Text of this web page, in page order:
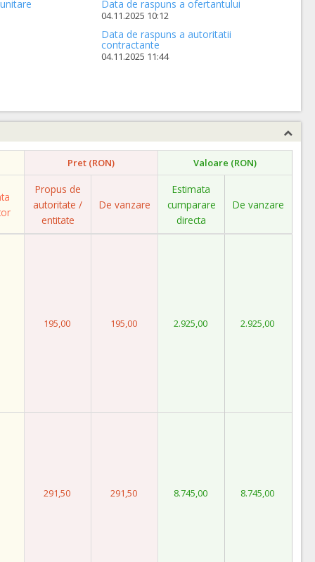
Data de raspuns a ofertantului
04.11.2025 10:12
Data de raspuns a autoritatii
contractante
04.11.2025 11:44
Pret (RON) Valoare (RON)
Propus de
autoritate /
entitate
De vanzare
Estimata
cumparare
directa
De vanzare
195,00 195,00 2.925,00 2.925,00
291,50 291,50 8.745,00 8.745,00